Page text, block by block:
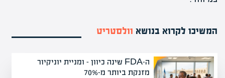
המשיכו לקרוא בנושא וולסטריט
ה-FDA שינה כיוון – ומניית יוניקיור
מזנקת ביותר מ-70%